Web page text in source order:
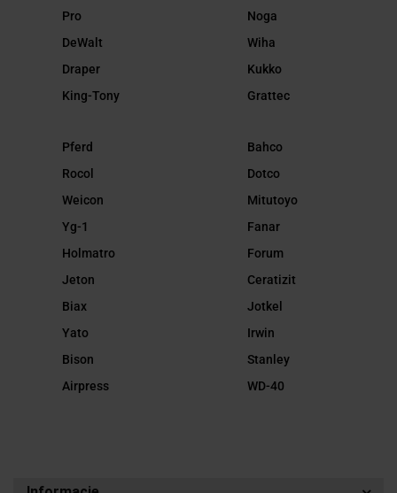
Pro
DeWalt
Draper
King-Tony
Noga
Wiha
Kukko
Grattec
Pferd
Rocol
Weicon
Yg-1
Holmatro
Jeton
Biax
Yato
Bison
Airpress
Bahco
Dotco
Mitutoyo
Fanar
Forum
Ceratizit
Jotkel
Irwin
Stanley
WD-40